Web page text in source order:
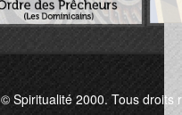
© Spiritualité 2000. Tous droits